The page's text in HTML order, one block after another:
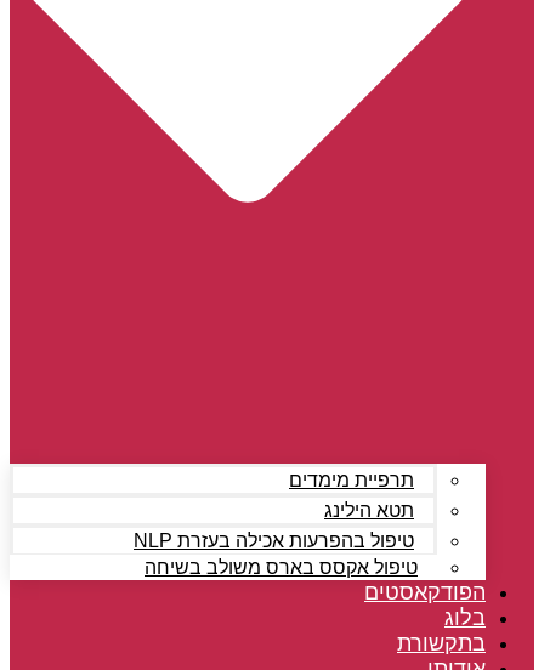
תרפיית מימדים
תטא הילינג
טיפול בהפרעות אכילה בעזרת NLP
טיפול אקסס בארס משולב בשיחה
הפודקאסטים
בלוג
בתקשורת